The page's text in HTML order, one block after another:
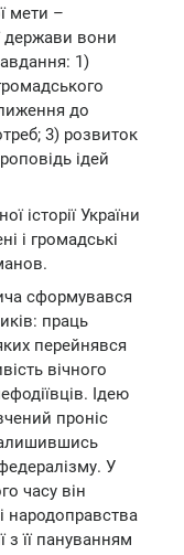
мети –
держави вони
1)
до
3) розвиток
ідей
історії України
і громадські
сформувався
праць
перейнявся
вічного
Ідею
проніс
У
часу він
народоправства
з її пануванням